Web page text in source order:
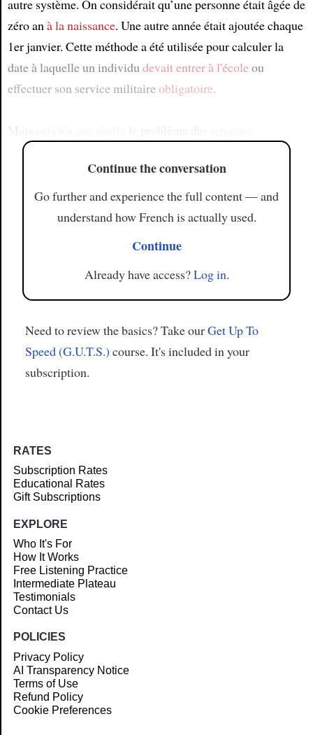
autre système. On considérait qu’une personne était âgée de
zéro anà la naissance. Une autre année était ajoutée chaque
1er janvier. Cette méthode a été utilisée pour calculer la
date à laquelle un individu devait entrer à l'écoleou
effectuer son service militaireobligatoire.
Continue the conversation
Go further and experience the full content — and
understand how French is actually used.
Continue
Already have access?Log in.
Need to review the basics? Take ourGet Up To
Speed (G.U.T.S.) course. It's included in your
subscription.
RATES
Subscription Rates
Educational Rates
Gift Subscriptions
EXPLORE
Who It's For
How It Works
Free Listening Practice
Intermediate Plateau
Testimonials
Contact Us
POLICIES
Privacy Policy
AI Transparency Notice
Terms of Use
Refund Policy
Cookie Preferences